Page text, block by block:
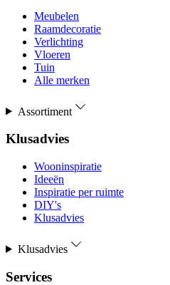
Meubelen
Raamdecoratie
Verlichting
Vloeren
Tuin
Alle merken
Assortiment
Klusadvies
Wooninspiratie
Ideeën
Inspiratie per ruimte
DIY's
Klusadvies
Klusadvies
Services